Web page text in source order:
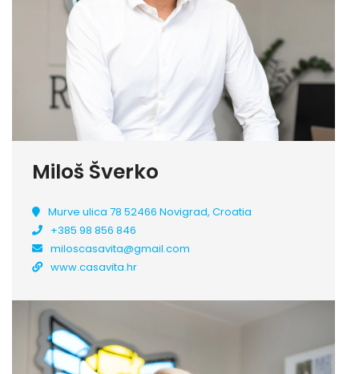
Miloš Šverko
Murve ulica 78 52466 Novigrad, Croatia
+385 98 856 846
miloscasavita@gmail.com
www.casavita.hr